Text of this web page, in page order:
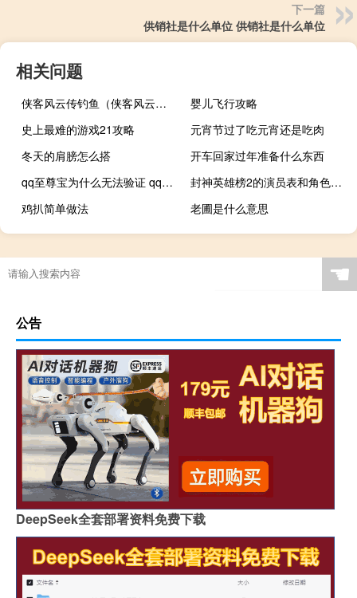
下一篇
供销社是什么单位 供销社是什么单位
相关问题
侠客风云传钓鱼（侠客风云传钓鱼）
婴儿飞行攻略
史上最难的游戏21攻略
元宵节过了吃元宵还是吃肉
冬天的肩膀怎么搭
开车回家过年准备什么东西
qq至尊宝为什么无法验证 qq至尊宝为什么下线了
封神英雄榜2的演员表和角色介绍（封神榜2演员表）
鸡扒简单做法
老圃是什么意思
☚
公告
DeepSeek全套部署资料免费下载